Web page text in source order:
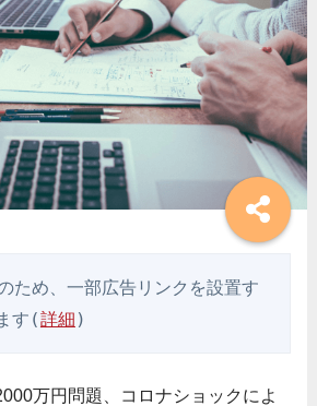
め、一部広告リンクを設置す
す(詳細 )
万円問題、コロナショックによ